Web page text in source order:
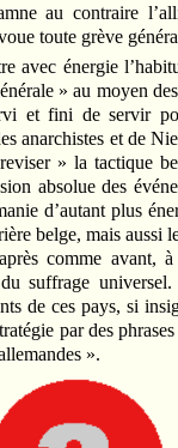
au contraire
toute grève
avec énergie
» au moyen
et fini de servir
anarchistes et de
» la tactique
absolue des
d’autant plus
belge, mais aussi
comme avant,
suffrage
de ces pays, si
par des
».